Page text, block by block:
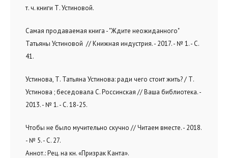
т. ч. книги Т. Устиновой.
Самая продаваемая книга - "Ждите неожиданного"
Татьяны Устиновой // Книжная индустрия. - 2017. - № 1. - С.
41.
Устинова, Т. Татьяна Устинова: ради чего стоит жить? / Т.
Устинова ; беседовала С. Россинская // Ваша библиотека. -
2013. - № 1. - С. 18-25.
Чтобы не было мучительно скучно // Читаем вместе. - 2018.
- № 5. - С. 27.
Аннот.: Рец. на кн. «Призрак Канта».